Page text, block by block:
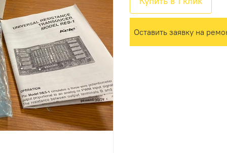
Оставить заявку на